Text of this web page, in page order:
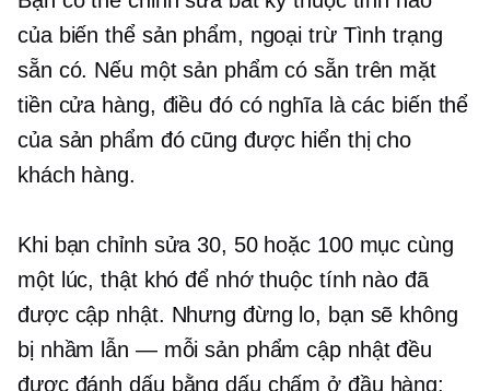
của biến thể sản phẩm, ngoại trừ Tình trạng
sẵn có. Nếu một sản phẩm có sẵn trên mặt
tiền cửa hàng, điều đó có nghĩa là các biến thể
của sản phẩm đó cũng được hiển thị cho
khách hàng.
Khi bạn chỉnh sửa 30, 50 hoặc 100 mục cùng
một lúc, thật khó để nhớ thuộc tính nào đã
được cập nhật. Nhưng đừng lo, bạn sẽ không
bị nhầm lẫn — mỗi sản phẩm cập nhật đều
được đánh dấu bằng dấu chấm ở đầu hàng: